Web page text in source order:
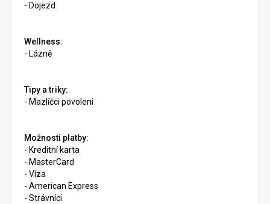
- Dojezd
Wellness:
- Lázně
Tipy a triky:
- Mazlíčci povoleni
Možnosti platby:
- Kreditní karta
- MasterCard
- Víza
- American Express
- Strávníci